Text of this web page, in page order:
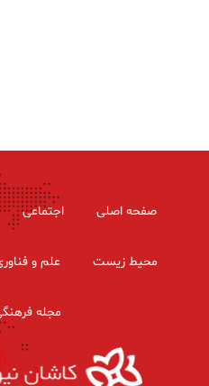
صفحه اصلی اجتماعی
محیط زیست علم و
مجله